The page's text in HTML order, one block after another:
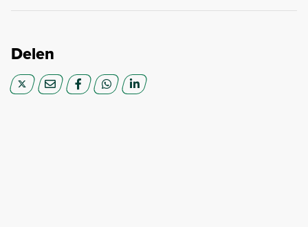
Delen